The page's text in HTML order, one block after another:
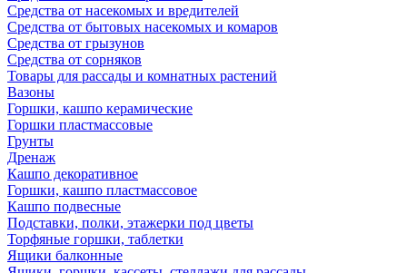
Средства от насекомых и вредителей
Средства от бытовых насекомых и комаров
Средства от грызунов
Средства от сорняков
Товары для рассады и комнатных растений
Вазоны
Горшки, кашпо керамические
Горшки пластмассовые
Грунты
Дренаж
Кашпо декоративное
Горшки, кашпо пластмассовое
Кашпо подвесные
Подставки, полки, этажерки под цветы
Торфяные горшки, таблетки
Ящики балконные